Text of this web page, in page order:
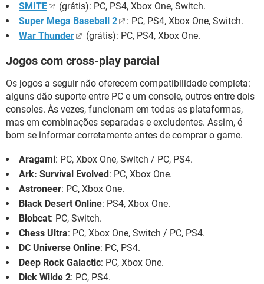
SMITE
(grátis): PC, PS4, Xbox One, Switch.
Super Mega Baseball 2
: PC, PS4, Xbox One, Switch.
War Thunder
(grátis): PC, PS4, Xbox One.
Jogos com cross-play parcial
Os jogos a seguir não oferecem compatibilidade completa:
alguns dão suporte entre PC e um console, outros entre dois
consoles. Às vezes, funcionam em todas as plataformas,
mas em combinações separadas e excludentes. Assim, é
bom se informar corretamente antes de comprar o game.
Aragami: PC, Xbox One, Switch / PC, PS4.
Ark: Survival Evolved: PC, Xbox One.
Astroneer: PC, Xbox One.
Black Desert Online: PS4, Xbox One.
Blobcat: PC, Switch.
Chess Ultra: PC, Xbox One, Switch / PC, PS4.
DC Universe Online: PC, PS4.
Deep Rock Galactic: PC, Xbox One.
Dick Wilde 2: PC, PS4.